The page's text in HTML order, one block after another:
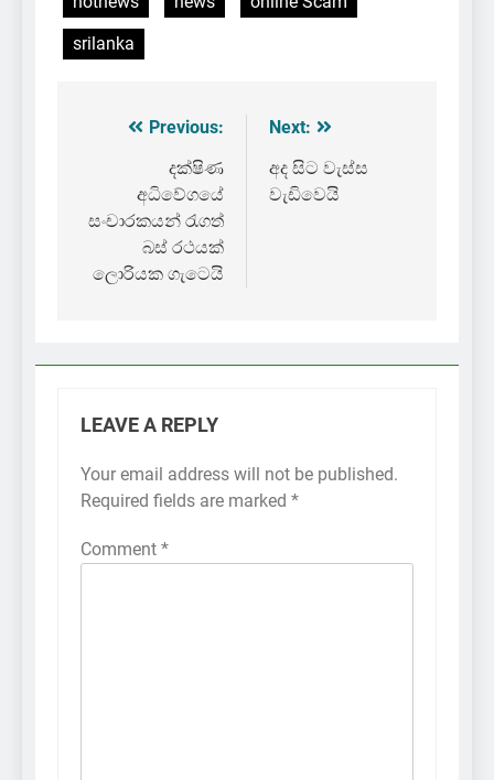
srilanka
Post
navigation
Previous:
දක්ෂිණ
අධිවේගයේ
සංචාරකයන් රැගත්
බස් රථයක්
ලොරියක ගැටෙයි
Next:
අද සිට වැස්ස
වැඩිවෙයි
LEAVE A REPLY
Your email address will not be published.
Required fields are marked *
Comment *